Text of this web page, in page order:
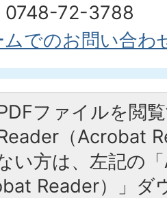
0748-72-3788
ムでのお問い合わ
ファイルを閲
（Acrobat
い方は、左記の
Reader）」ダ